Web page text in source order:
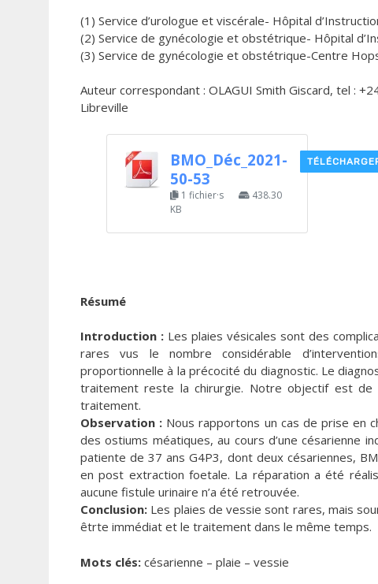
(1) Service d’urologue et viscérale- Hôpital
(2) Service de gynécologie et obstétrique- Hôpital
(3) Service de gynécologie et obstétrique-Centre
Auteur correspondant : OLAGUI Smith Giscard, tel :
Libreville
BMO_Déc_2021-
50-53
1 fichier·s
438.30
KB
Résumé
Introduction :Les plaies vésicales sont des
rares vus le nombre considérable
proportionnelle à la précocité du diagnostic. Le
traitement reste la chirurgie. Notre objectif est
traitement.
Observation : Nous rapportons un cas de prise en
des ostiums méatiques, au cours d’une césarienne
patiente de 37 ans G4P3, dont deux césariennes,
en post extraction foetale. La réparation a été
aucune fistule urinaire n’a été retrouvée.
Conclusion: Les plaies de vessie sont rares, mais
êtrte immédiat et le traitement dans le même temps.
Mots clés: césarienne – plaie – vessie